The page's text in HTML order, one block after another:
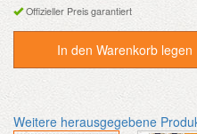
Offizieller Preis garantiert
In den Warenkorb legen
Weitere herausgegebene